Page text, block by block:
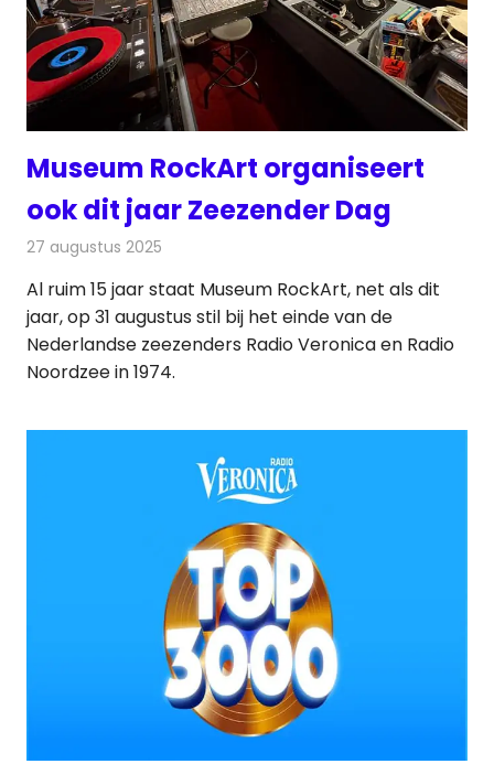
Museum RockArt organiseert
ook dit jaar Zeezender Dag
27 augustus 2025
Al ruim 15 jaar staat Museum RockArt, net als dit
jaar, op 31 augustus stil bij het einde van de
Nederlandse zeezenders Radio Veronica en Radio
Noordzee in 1974.